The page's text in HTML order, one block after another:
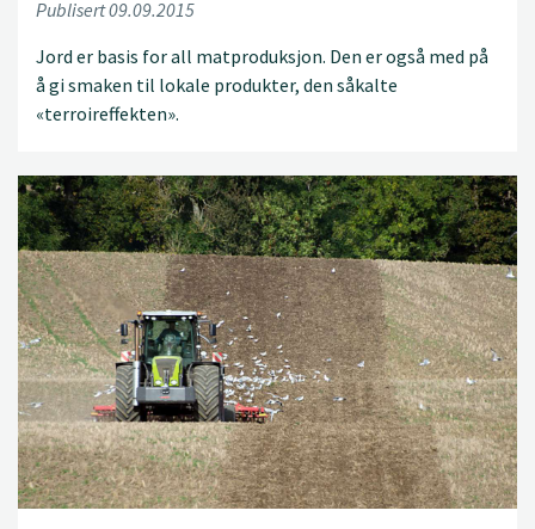
Publisert 09.09.2015
Jord er basis for all matproduksjon. Den er også med på
å gi smaken til lokale produkter, den såkalte
«terroireffekten».